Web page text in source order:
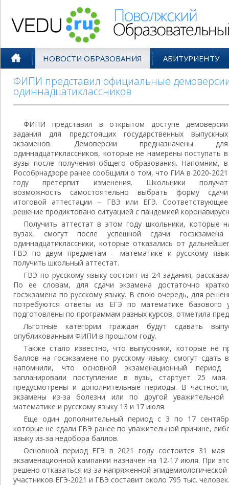
НОВОСТИ ОБРАЗОВАНИЯ АБИТУРИЕНТУ
ФИПИ представил официальные
одиннадцатиклассников
ФИПИ представил в открытом доступе демоверсии
задания для предстоящих государственных выпускных
экзаменов. Демоверсии предназначены для
одиннадцатиклассников, которые не намерены поступать в
вузы после получения общего образования. Напомним, в
Рособрнадзоре ранее сообщили о том, что ГИА в 2020-2021
году претерпит изменения. Школьники получат
возможность самостоятельно выбрать форму сдачи
итоговой аттестации – ГВЭ или ЕГЭ. Соответствующее
решение продиктовано ситуацией с пандемией
Получить аттестат в этом году школьники, которые
вузах, смогут после успешной сдачи
одиннадцатиклассники, которые отказались от
ГВЭ по двум предметам – математике и русскому
получить школьный аттестат.
ГВЭ по русскому языку состоит из 24 задания,
По ее словам, для сдачи экзамена достаточно
госэкзамена по русскому языку. В свою очередь, для
потребуются ответы из ЕГЭ по математике базового
подготовлены по программам разных курсов, отметила
Льготные категории граждан будут сдавать
опубликованным ФИПИ в прошлом году.
Также стало известно, что выпускники, которые не
баллов на госэкзамене по русскому языку, смогут
напомнили, что основной экзаменационный
запланировали поступление в вузы, стартует 25
предусмотрены и дополнительные периоды. В
экзамены из-за болезни или по другой
математике и русскому языку 13 и 17 июля.
Еще один дополнительный период с 3 по 17
которые не сдали ГВЭ ранее по уважительной причине,
языку из-за недобора баллов.
Основной период ЕГЭ в 2021 году состоится 31
экзаменационной кампании назначен на 12-17 июля. При
решено отказаться из-за напряженной
участников ЕГЭ-2021 и ГВЭ составит около 795 тыс. человек.